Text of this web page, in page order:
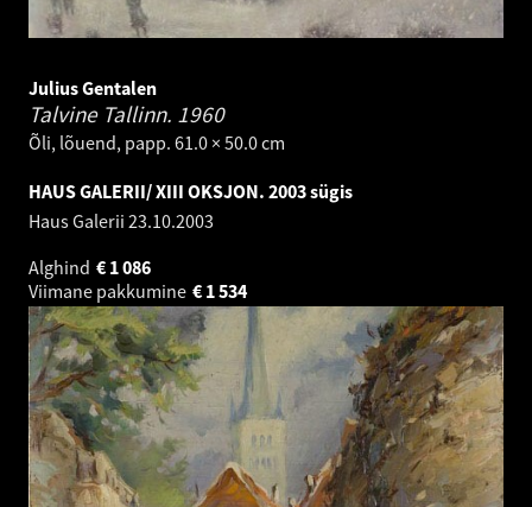
Julius Gentalen
Talvine Tallinn. 1960
Õli, lõuend, papp. 61.0 × 50.0 cm
HAUS GALERII/ XIII OKSJON. 2003 sügis
Haus Galerii 23.10.2003
Alghind
1 086
€
Viimane pakkumine
1 534
€